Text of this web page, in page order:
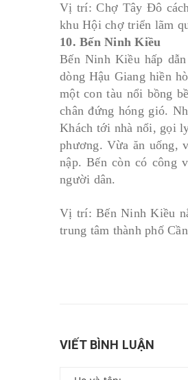
Vị trí: Chợ Tây Đô
khu Hội chợ triển lãm
10. Bến Ninh Kiều
Bến Ninh Kiều hấp
dòng Hậu Giang hiền
một con tàu nổi bồng
chân đứng hóng gió.
Khách tới nhà nổi, gọi
phương. Vừa ăn uống,
nập. Bến còn có công
người dân.
Vị trí: Bến Ninh Kiều
trung tâm thành phố
VIẾT BÌNH LUẬN